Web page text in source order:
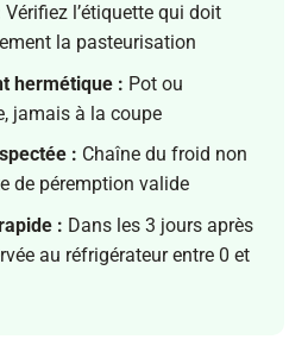
Vérifiez l’étiquette qui doit
la pasteurisation
hermétique : Pot ou
jamais à la coupe
: Chaîne du froid non
de péremption valide
: Dans les 3 jours après
au réfrigérateur entre 0 et